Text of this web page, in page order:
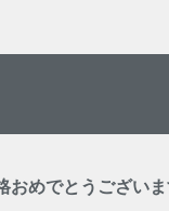
めでとうございま